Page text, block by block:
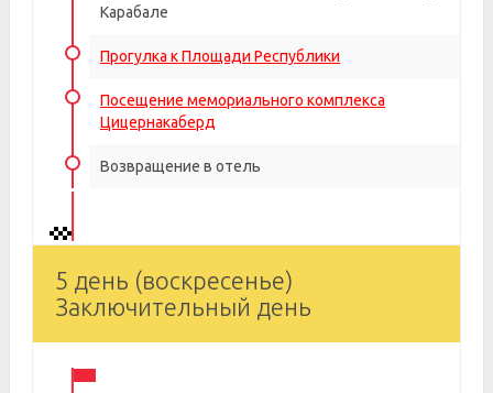
Карабале
Прогулка к Площади Республики
Посещение мемориального комплекса
Цицернакаберд
Возвращение в отель
5 день (воскресенье)
Заключительный день